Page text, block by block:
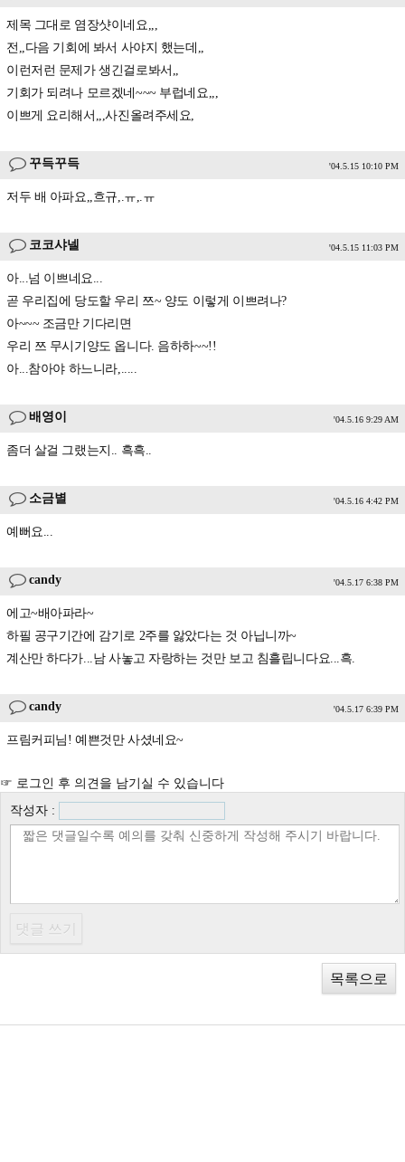
제목 그대로 염장샷이네요,,,
전,,다음 기회에 봐서 사야지 했는데,,
이런저런 문제가 생긴걸로봐서,,
기회가 되려나 모르겠네~~~ 부럽네요,,,
이쁘게 요리해서,,,사진올려주세요,
꾸득꾸득 '04.5.15 10:10 PM
저두 배 아파요,,흐규,.ㅠ,.ㅠ
코코샤넬 '04.5.15 11:03 PM
아...넘 이쁘네요...
곧 우리집에 당도할 우리 쯔~ 양도 이렇게 이쁘려나?
아~~~ 조금만 기다리면
우리 쯔 무시기양도 옵니다. 음하하~~!!
아...참아야 하느니라,.....
배영이 '04.5.16 9:29 AM
좀더 살걸 그랬는지.. 흑흑..
소금별 '04.5.16 4:42 PM
예뻐요...
candy '04.5.17 6:38 PM
에고~배아파라~
하필 공구기간에 감기로 2주를 앓았다는 것 아닙니까~
계산만 하다가...남 사놓고 자랑하는 것만 보고 침흘립니다요...흑.
candy '04.5.17 6:39 PM
프림커피님! 예쁜것만 사셨네요~
☞ 로그인 후 의견을 남기실 수 있습니다
작성자 :
목록으로